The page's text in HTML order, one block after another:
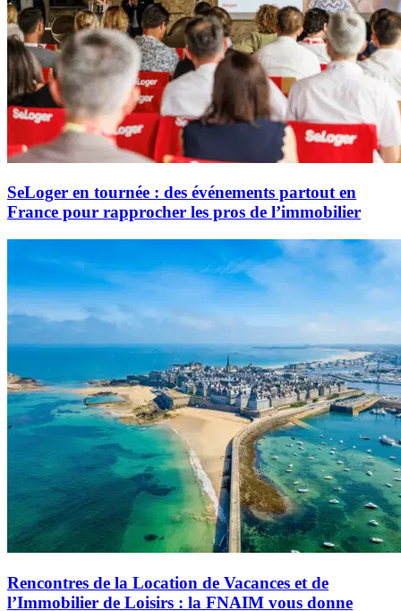
SeLoger en tournée : des événements partout en
France pour rapprocher les pros de l’immobilier
Rencontres de la Location de Vacances et de
l’Immobilier de Loisirs : la FNAIM vous donne